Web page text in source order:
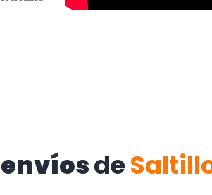
de